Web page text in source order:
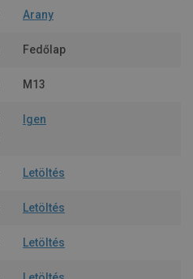
Arany
Fedőlap
M13
Igen
Letöltés
Letöltés
Letöltés